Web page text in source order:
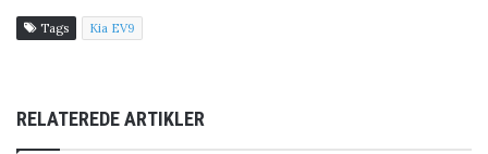
Tags Kia EV9
RELATEREDE ARTIKLER